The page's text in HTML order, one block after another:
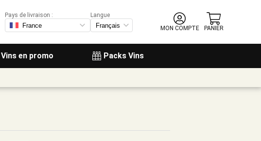
Vins en promo Packs Vins
Pays de livraison :
Langue
MON COMPTE
PANIER